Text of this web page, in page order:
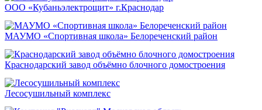
ООО «Кубаньэлектрощит» г.Краснодар
МАУМО «Спортивная школа» Белореченский район
Краснодарский завод объёмно блочного домостроения
Лесосушильный комплекс